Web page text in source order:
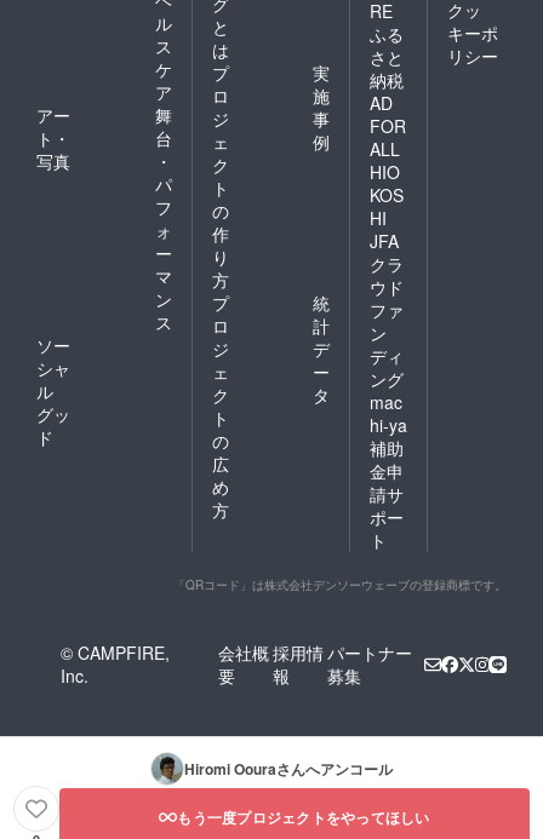
ル
ス
ケ
ア
アー
ト・
写真
舞
台
・
パ
フ
ォ
ー
マ
ン
ス
ソー
シャ
ル
グッ
ド
と
は
プ
ロ
ジ
ェ
ク
ト
の
作
り
方
実
施
事
例
プ
ロ
ジ
ェ
ク
ト
の
広
め
方
統
計
デ
ー
タ
RE
ふる
さと
納税
AD
FOR
ALL
HIO
KOS
HI
JFA
クラ
ウド
ファ
ン
ディ
ング
mac
hi-ya
補助
金申
請サ
ポー
ト
クッ
キーポ
リシー
「QRコード」は株式会社デンソーウェーブの登録商標です。
© CAMPFIRE,
Inc.
会社概
要
採用情
報
パートナー
募集
Hiromi Oouraさんへアンコール
もう一度プロジェクトをやってほしい